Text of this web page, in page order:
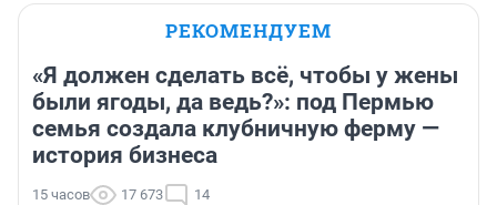
РЕКОМЕНДУЕМ
«Я должен сделать всё, чтобы у жены
были ягоды, да ведь?»: под Пермью
семья создала клубничную ферму —
история бизнеса
15 часов 17 673 14